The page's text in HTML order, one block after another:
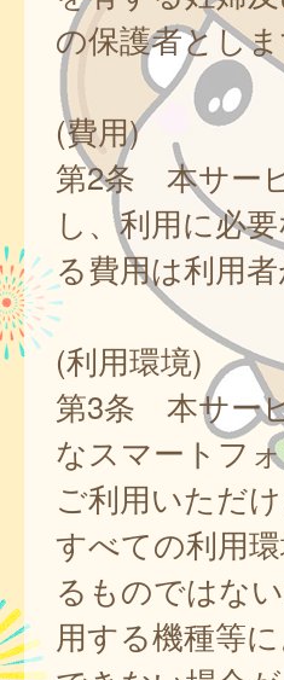
の保護者としま
(費用)
第2条 本サー
し、利用に必
る費用は利用
(利用環境)
第3条 本サー
なスマートフ
ご利用いただ
すべての利用
るものではな
用する機種等